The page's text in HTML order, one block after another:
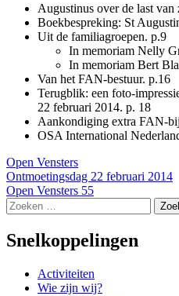
Augustinus over de last
Boekbespreking: St
Uit de familiagroepen. p.9
In memoriam Nelly
In memoriam Bert
Van het FAN-bestuur. p.16
Terugblik: een foto-
22 februari 2014. p. 18
Aankondiging extra FAN-
OSA International
Open Vensters
Bericht
navigatie
Ontmoetingsdag 22 februari 2014
Open Vensters 55
Zoeken
naar:
Snelkoppelingen
Activiteiten
Wie zijn wij?